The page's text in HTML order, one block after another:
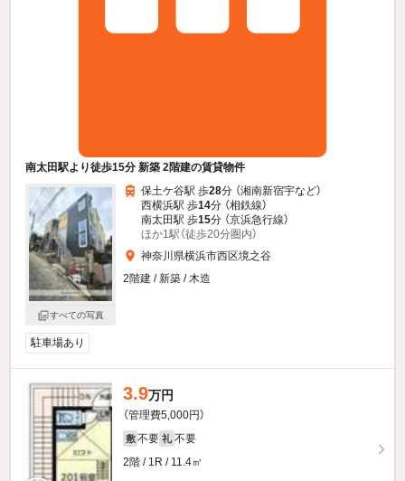
南太田駅より徒歩15分 新築 2階建の賃貸物件
すべての写真
保土ケ谷駅 歩28分 （湘南新宿宇など）
西横浜駅 歩14分 （相鉄線）
南太田駅 歩15分 （京浜急行線）
ほか1駅（徒歩20分圏内）
神奈川県横浜市西区境之谷
2階建 / 新築 / 木造
駐車場あり
3.9万円
（管理費5,000円）
敷 不要 礼 不要
2階 / 1R / 11.4㎡